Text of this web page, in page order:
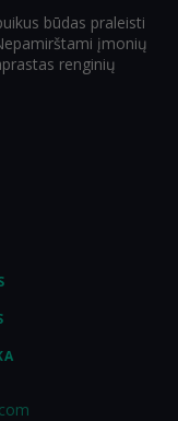
būdas praleisti
įmonių
renginių